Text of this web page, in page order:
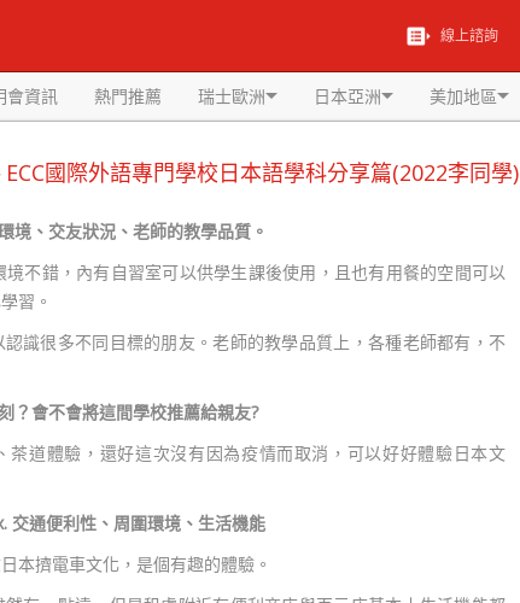
線上諮詢
會資訊 熱門推薦 瑞士歐洲 日本亞洲 美加地區
ECC國際外語專門學校日本語學科分享篇(2022李同學)
境、交友狀況、老師的教學品質。
境不錯，內有自習室可以供學生課後使用，且也有用餐的空間可以
習。
識很多不同目標的朋友。老師的教學品質上，各種老師都有，不
？會不會將這間學校推薦給親友?
茶道體驗，還好這次沒有因為疫情而取消，可以好好體驗日本文
交通便利性、周圍環境、生活機能
本擠電車文化，是個有趣的體驗。